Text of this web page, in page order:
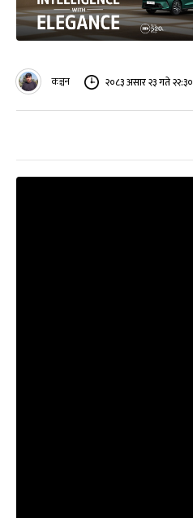
कञ्चन २०८३ असार २३ गते २२:३०